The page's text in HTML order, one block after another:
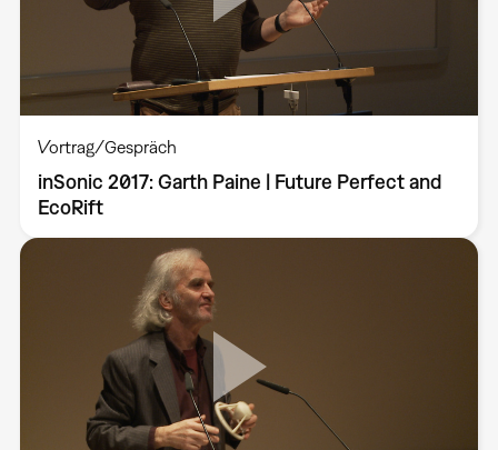
Vortrag/Gespräch
inSonic 2017: Garth Paine | Future Perfect and
EcoRift